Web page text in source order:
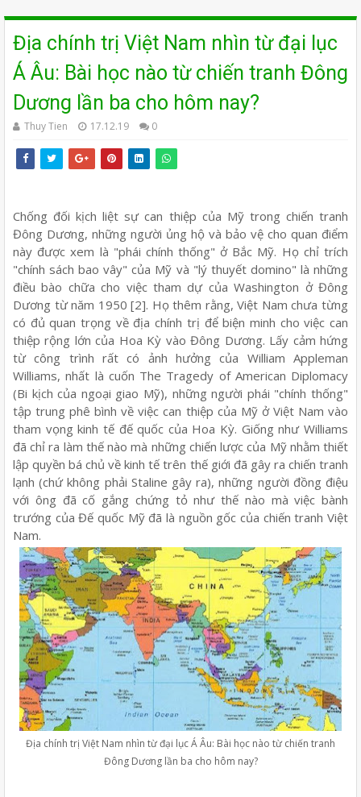
Địa chính trị Việt Nam nhìn từ đại lục
Á Âu: Bài học nào từ chiến tranh Đông
Dương lần ba cho hôm nay?
Thuy Tien 17.12.19 0
Chống đối kịch liệt sự can thiệp của Mỹ trong chiến tranh
Đông Dương, những người ủng hộ và bảo vệ cho quan điểm
này được xem là "phái chính thống" ở Bắc Mỹ. Họ chỉ trích
"chính sách bao vây" của Mỹ và "lý thuyết domino" là những
điều bào chữa cho việc tham dự của Washington ở Đông
Dương từ năm 1950 [2]. Họ thêm rằng, Việt Nam chưa từng
có đủ quan trọng về địa chính trị để biện minh cho việc can
thiệp rộng lớn của Hoa Kỳ vào Đông Dương. Lấy cảm hứng
từ công trình rất có ảnh hưởng của William Appleman
Williams, nhất là cuốn The Tragedy of American Diplomacy
(Bi kịch của ngoại giao Mỹ), những người phái "chính thống"
tập trung phê bình về việc can thiệp của Mỹ ở Việt Nam vào
tham vọng kinh tế đế quốc của Hoa Kỳ. Giống như Williams
đã chỉ ra làm thế nào mà những chiến lược của Mỹ nhằm thiết
lập quyền bá chủ về kinh tế trên thế giới đã gây ra chiến tranh
lạnh (chứ không phải Staline gây ra), những người đồng điệu
với ông đã cố gắng chứng tỏ như thế nào mà việc bành
trướng của Đế quốc Mỹ đã là nguồn gốc của chiến tranh Việt
Nam.
Địa chính trị Việt Nam nhìn từ đại lục Á Âu: Bài học nào từ chiến tranh
Đông Dương lần ba cho hôm nay?